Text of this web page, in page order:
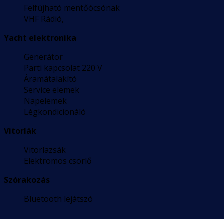
Felfújható mentőócsónak
VHF Rádió,
Yacht elektronika
Generátor
Parti kapcsolat 220 V
Áramátalakító
Service elemek
Napelemek
Légkondicionáló
Vitorlák
Vitorlazsák
Elektromos csörlő
Szórakozás
Bluetooth lejátszó